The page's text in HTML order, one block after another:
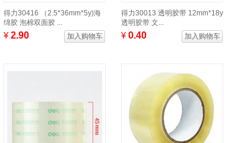
得力30416 （2.5*36mm*5y)海
绵胶 泡棉双面胶 ...
¥2.90 加入购物车
得力30013 透明胶带 12mm*18y
透明胶带 文...
¥0.40 加入购物车